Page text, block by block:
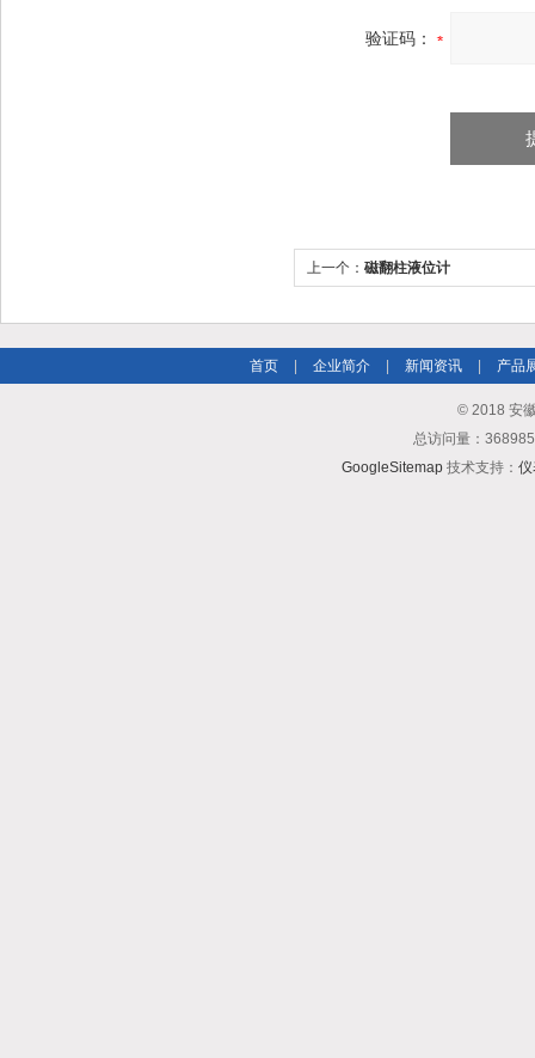
验证码：
上一个： 磁翻柱液位计
首页 企业简介 新闻资讯 产品
© 2018 安
总访问量：
GoogleSitemap技术支持： 仪